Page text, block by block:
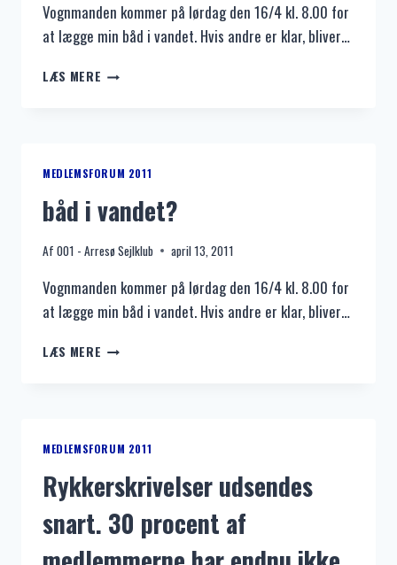
Vognmanden kommer på lørdag den 16/4 kl. 8.00 for
at lægge min båd i vandet. Hvis andre er klar, bliver…
LÆS MERE BÅD
MEDLEMSFORUM 2011
båd i vandet?
Af 001 - Arresø Sejlklub april 13, 2011
Vognmanden kommer på lørdag den 16/4 kl. 8.00 for
at lægge min båd i vandet. Hvis andre er klar, bliver…
LÆS MERE BÅD
MEDLEMSFORUM 2011
Rykkerskrivelser udsendes
snart. 30 procent af